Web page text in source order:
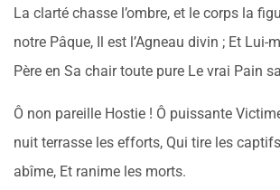
La clarté chasse l’ombre, et le corps la
notre Pâque, Il est l’Agneau divin ; Et Lui-
Père en Sa chair toute pure Le vrai Pain
Ô non pareille Hostie ! Ô puissante
nuit terrasse les efforts, Qui tire les
abîme, Et ranime les morts.